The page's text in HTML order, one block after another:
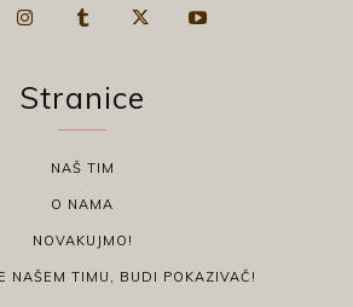
Stranice
NAŠ TIM
O NAMA
NOVAKUJMO!
NAŠEM TIMU, BUDI POKAZIVAČ!